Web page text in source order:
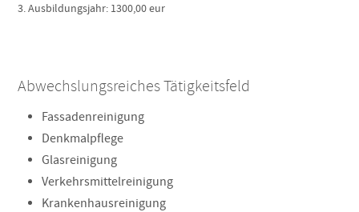
3. Ausbildungsjahr: 1300,00 eur
Abwechslungsreiches Tätigkeitsfeld
Fassadenreinigung
Denkmalpﬂege
Glasreinigung
Verkehrsmittelreinigung
Krankenhausreinigung